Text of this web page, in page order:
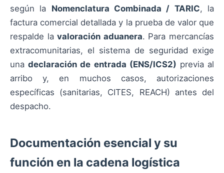
según la Nomenclatura Combinada / TARIC, la
factura comercial detallada y la prueba de valor que
respalde lavaloración aduanera. Para mercancías
extracomunitarias, el sistema de seguridad exige
unadeclaración de entrada (ENS/ICS2) previa al
arribo y, en muchos casos, autorizaciones
específicas (sanitarias, CITES, REACH) antes del
despacho.
Documentación esencial y su
función en la cadena logística